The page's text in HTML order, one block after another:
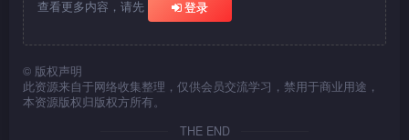
查看更多内容，请先 登录
© 版权声明
此资源来自于网络收集整理，仅供会员交流学习，禁用于商业用途，
本资源版权归版权方所有。
THE END